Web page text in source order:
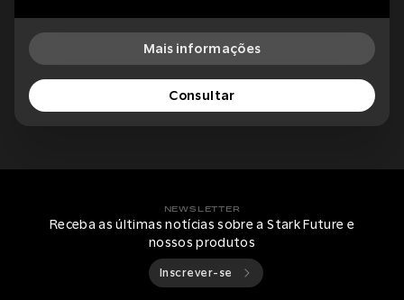
Mais informações
Consultar
NEWSLETTER
Receba as últimas notícias sobre a Stark Future e
nossos produtos
Inscrever-se